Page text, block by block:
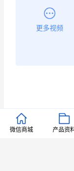
更多视频
推荐文章
微信商城 产品资